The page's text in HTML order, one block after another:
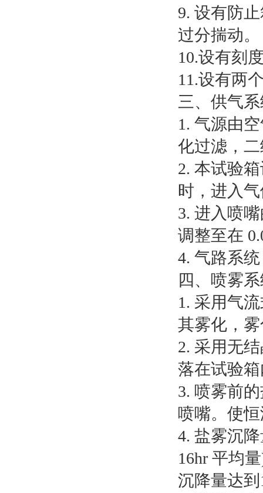
9. 设有防
过分揣动。
10.设有刻
11.设有两
三、供气
1. 气源由
化过滤，
2. 本试验
时，进入
3. 进入喷
调整至在
4. 气路系
四、喷雾
1. 采用气
其雾化，
2. 采用无
落在试验
3. 喷雾前
喷嘴。使
4. 盐雾沉
16hr 平均
沉降量达到